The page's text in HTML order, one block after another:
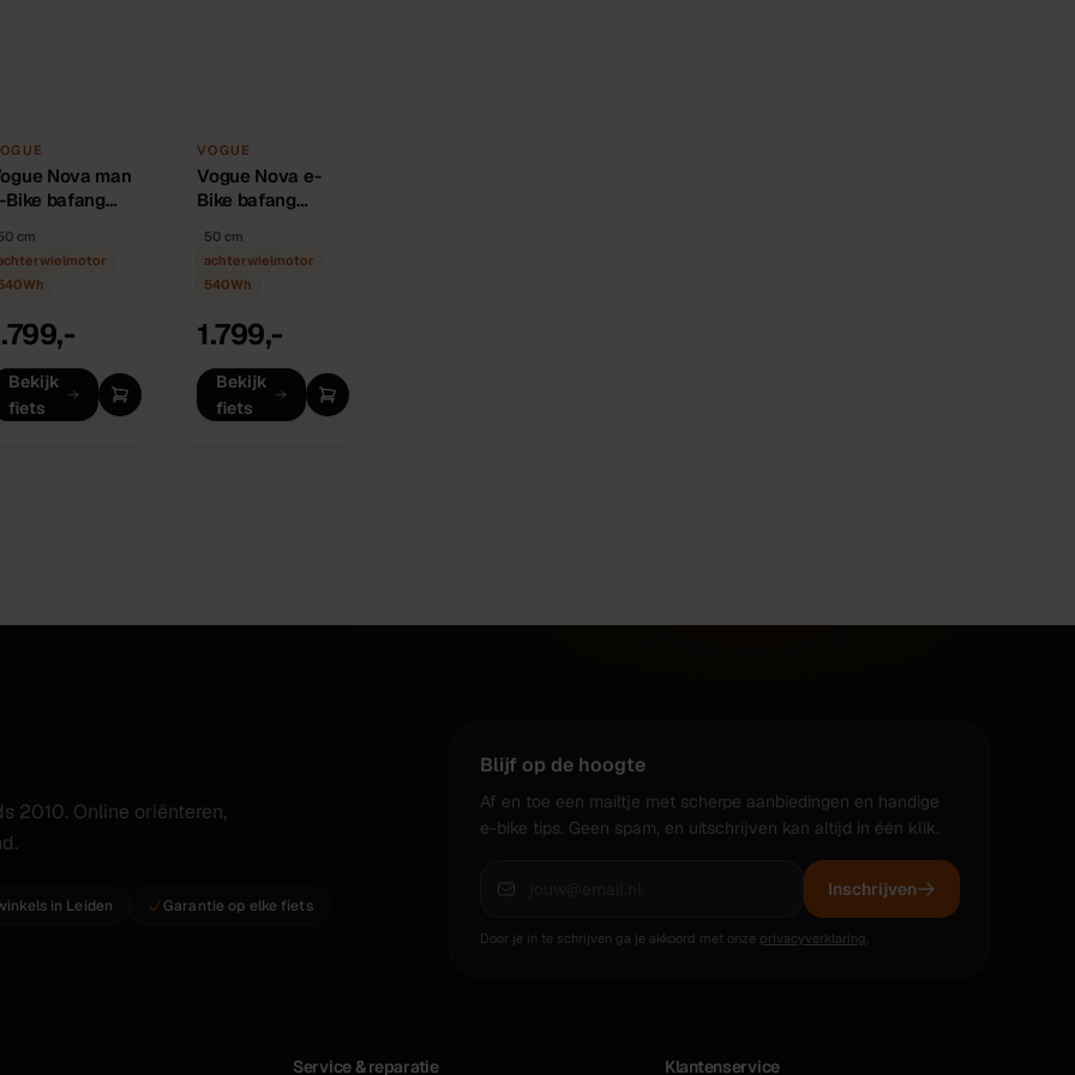
OP
BESTELLING
· 7
Nova man
Bike bafang
50 cm
cm
Wh
Bekijk
fiets
NIEUW
OP
BESTELLING
·
VOGUE
Vogue Nova e-
Bike bafang
540wh 50 cm
50 cm
achterwielmotor
540Wh
1.799,-
Bekijk
fiets
2010. Online oriënteren,
in Leiden Garantie op elke fiets
Blijf op de hoogte
Af en toe een mailtje met scherpe aanbiedingen en handige
e-bike tips. Geen spam, en uitschrijven kan altijd in één klik.
Inschrijven
Door je in te schrijven ga je akkoord met onze privacyverklaring.
Service & reparatie Klantenservice